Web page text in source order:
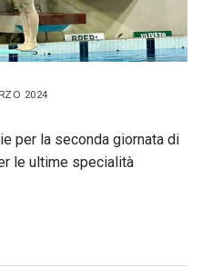
2024
per la seconda giornata di
le ultime specialità